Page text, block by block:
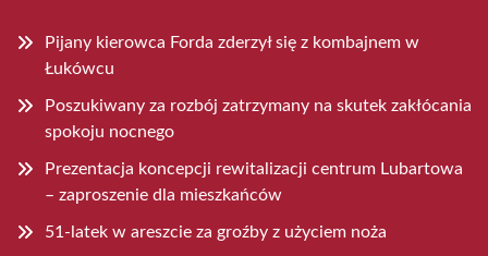
Pijany kierowca Forda zderzył się z kombajnem w
Łukówcu
Poszukiwany za rozbój zatrzymany na skutek zakłócania
spokoju nocnego
Prezentacja koncepcji rewitalizacji centrum Lubartowa
– zaproszenie dla mieszkańców
51-latek w areszcie za groźby z użyciem noża